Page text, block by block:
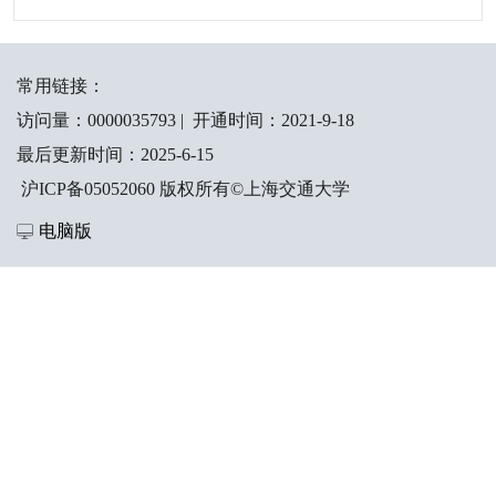
常用链接：
访问量： 0000035793| 开通时间： 2021-9-18
最后更新时间： 2025-6-15
沪ICP备05052060 版权所有©上海交通大学
电脑版